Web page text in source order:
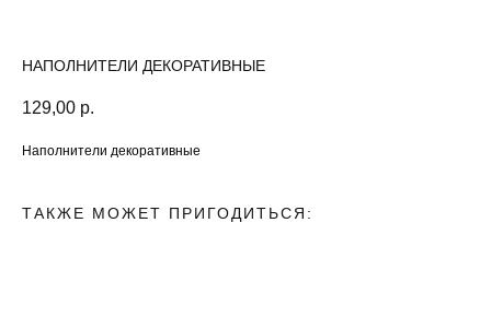
НАПОЛНИТЕЛИ ДЕКОРАТИВНЫЕ
129,00 р.
Наполнители декоративные
ТАКЖЕ МОЖЕТ ПРИГОДИТЬСЯ: